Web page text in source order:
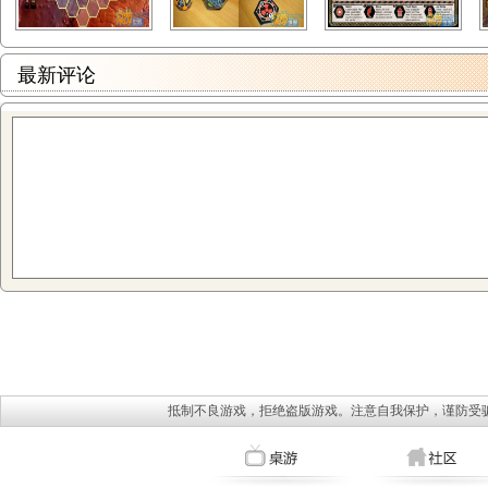
最新评论
抵制不良游戏，拒绝盗版游戏。注意自我保护，谨防